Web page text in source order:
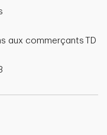
aux commerçants TD